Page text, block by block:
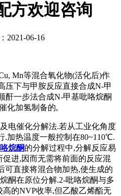
方欢迎咨询
2021-06-16
Mn等混合氧化物(活化后)作
压下与甲胺反应直接合成N-甲
酐一步法合成N-甲基吡咯烷酮
化加氢制备的,
电催化分解法.若从工业化角度
.加热温度一般控制在80~110℃.
烷酮的分解过程中,分解反应易
进,因而无需将前面的反应混
可直接将混合物加热,使生成的
酮在原位分解.2-吡咯烷酮与多
的NVP收率,但乙酸乙烯酯无